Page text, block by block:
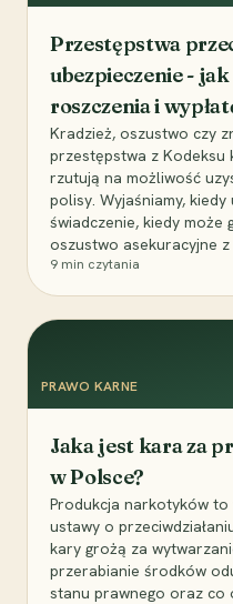
Przestępstwa
ubezpieczenie -
roszczenia i
Kradzież, oszustwo czy
przestępstwa z
rzutują na możliwość
polisy. Wyjaśniamy, kiedy
świadczenie, kiedy może
oszustwo asekuracyjne z
9 min czytania
PRAWO KARNE
Jaka jest kara za
w Polsce?
Produkcja narkotyków
ustawy o
kary grożą za
przerabianie środków
stanu prawnego oraz co